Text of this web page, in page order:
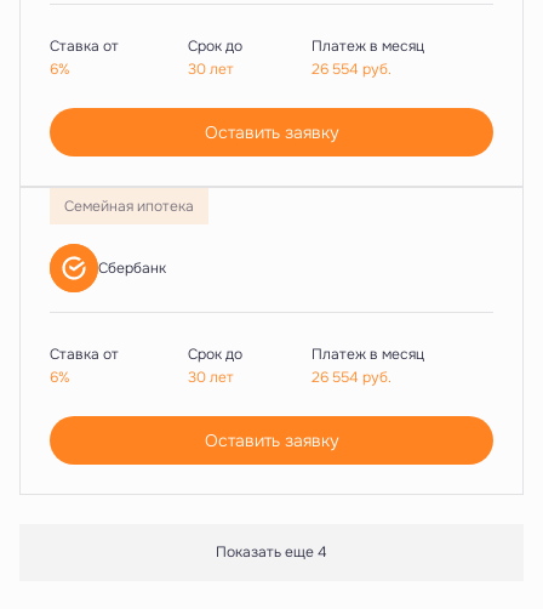
Ставка от
6%
Срок до
30 лет
Платеж в месяц
26 554 руб.
Оставить заявку
Семейная ипотека
Сбербанк
Ставка от
6%
Срок до
30 лет
Платеж в месяц
26 554 руб.
Оставить заявку
Показать еще 4